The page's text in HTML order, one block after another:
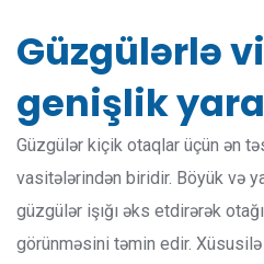
Güzgülərlə
genişlik
Güzgülər kiçik otaqlar üçün ən
vasitələrindən biridir. Böyük və
güzgülər işığı əks etdirərək
görünməsini təmin edir. Xüsusilə